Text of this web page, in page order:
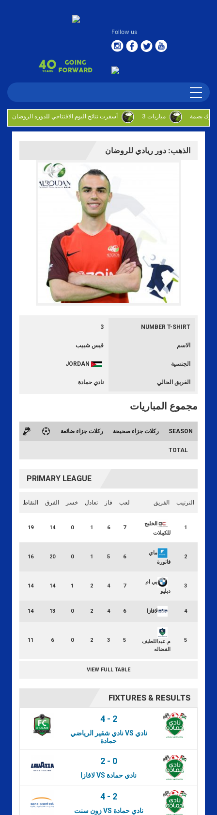
Follow us
أسفرت نتائج اليوم الافتتاحي للدوره الروضان 3 مباريات
الذهب: دور ريادي للروضان
NUMBER T-SHIRT
3
الاسم قيس شبيب
الجنسية
الفريق الحالي نادي حمادة
مجموع المباريات
SEASON ركلات جزاء صحيحة ركلات جزاء ضائعة
TOTAL
PRIMARY LEAGUE
الترتيب الفريق لعب فاز تعادل خسر الفرق النقاط
1
الخليج
للكيبلات
7
6
1
0
14
19
2
ماي
فاتورة
6
5
1
0
20
16
3
بي ام
دبليو
7
4
2
1
14
14
4 لافازا 6
4
2
0
13
14
5
م.عبداللطيف
الفضاله
5
3
2
0
6
11
VIEW FULL TABLE
FIXTURES & RESULTS
4- 2
نادي شقير الرياضي VS نادي
حمادة
2- 0
لافازا VS نادي حمادة
4- 2
زون سنت VS نادي حمادة